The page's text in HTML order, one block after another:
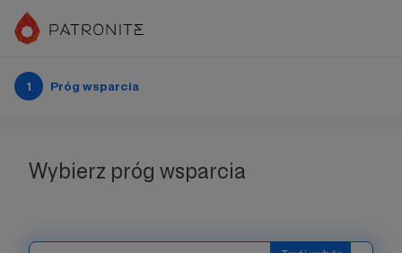
1 Próg wsparcia
Wybierz próg wsparcia